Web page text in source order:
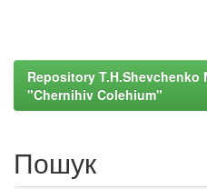
Repository
"Chernihiv Colehium"
Пошук